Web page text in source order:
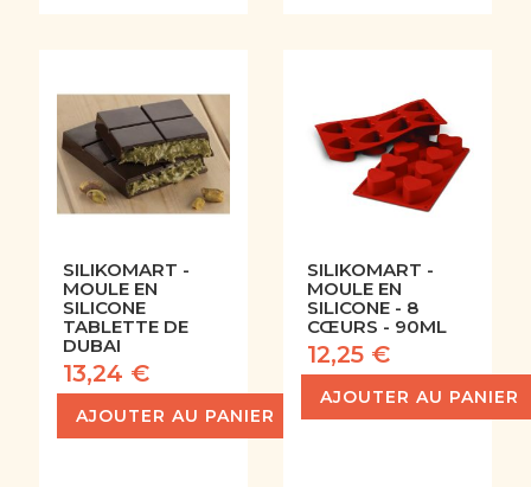
SILIKOMART -
MOULE EN
SILICONE
TABLETTE DE
DUBAI
13,24 €
AJOUTER AU PANIER
SILIKOMART -
MOULE EN
SILICONE - 8
CŒURS - 90ML
12,25 €
AJOUTER AU PANIER